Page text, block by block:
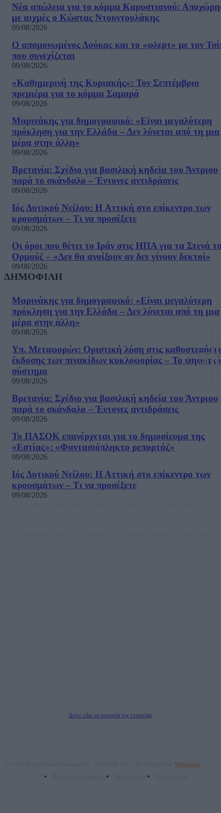
Νέα απώλεια για το κόμμα Καρυστιανού:
με αιχμές ο Κώστας Ντουντουλάκης
09/08/2026
Ο απομονωμένος Δούκας και το «φλερτ» με τον
που συνεχίζεται
09/08/2026
«Καθημερινή της Κυριακής»: Τον Σεπτέμβριο
πρεμιέρα για το κόμμα Σαμαρά
09/08/2026
Μαρινάκης για δημογραφικό: «Είναι μεγαλύτερη
πρόκληση για την Ελλάδα – Δεν λύνεται από τη μια
μέρα στην άλλη»
09/08/2026
Βρετανία: Σχέδιο για βασιλική κηδεία του Άντριου
παρά το σκάνδαλο – Έντονες αντιδράσεις
09/08/2026
Ιός Δυτικού Νείλου: Η Αττική στο επίκεντρο των
κρουσμάτων – Τι να προσέξετε
09/08/2026
Οι όροι που θέτει το Ιράν στις ΗΠΑ για τα Στενά
Ορμούζ – «Δεν θα ανοίξουν αν δεν γίνουν δεκτοί»
09/08/2026
ΔΗΜΟΦΙΛΗ
Μαρινάκης για δημογραφικό: «Είναι μεγαλύτερη
πρόκληση για την Ελλάδα – Δεν λύνεται από τη μια
μέρα στην άλλη»
09/08/2026
Υπ. Μεταφορών: Οριστική λύση στις
έκδοσης των πινακίδων κυκλοφορίας – Το ψηφιακό
σύστημα
09/08/2026
Βρετανία: Σχέδιο για βασιλική κηδεία του Άντριου
παρά το σκάνδαλο – Έντονες αντιδράσεις
09/08/2026
Το ΠΑΣΟΚ επανέρχεται για το δημοσίευμα της
«Εστίας»: «Φαντασιόπληκτο ρεπορτάζ»
09/08/2026
Ιός Δυτικού Νείλου: Η Αττική στο επίκεντρο των
κρουσμάτων – Τι να προσέξετε
09/08/2026
Δείτε εδώ τα στοιχεία της εταιρείας
Webalists